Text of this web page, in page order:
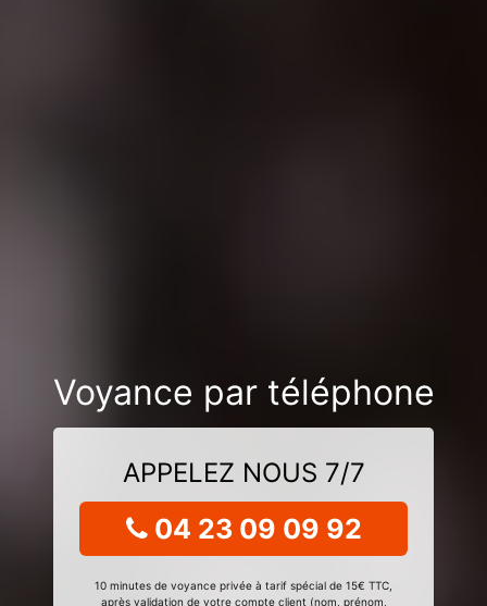
Voyance par téléphone
APPELEZ NOUS 7/7
04 23 09 09 92
10 minutes de voyance privée à tarif spécial de 15€ TTC,
après validation de votre compte client (nom, prénom,